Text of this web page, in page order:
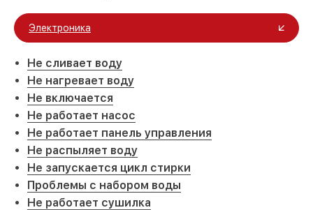
Электроника
Не сливает воду
Не нагревает воду
Не включается
Не работает насос
Не работает панель управления
Не распыляет воду
Не запускается цикл стирки
Проблемы с набором воды
Не работает сушилка